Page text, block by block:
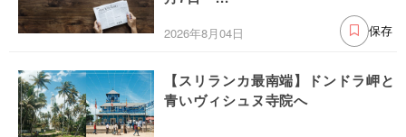
2026年8月04日 保存
【スリランカ最南端】ドンドラ岬と
青いヴィシュヌ寺院へ